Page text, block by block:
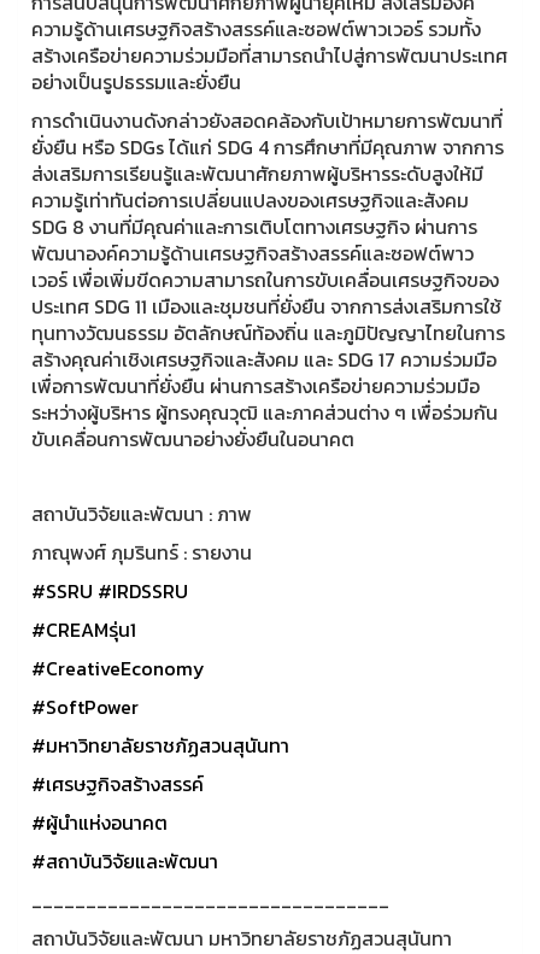
ความรู้ด้านเศรษฐกิจสร้างสรรค์และซอฟต์พาวเวอร์ รวมทั้ง
สร้างเครือข่ายความร่วมมือที่สามารถนำไปสู่การพัฒนาประเทศ
อย่างเป็นรูปธรรมและยั่งยืน
การดำเนินงานดังกล่าวยังสอดคล้องกับเป้าหมายการพัฒนาที่
ยั่งยืน หรือ SDGs ได้แก่ SDG 4 การศึกษาที่มีคุณภาพ จากการ
ส่งเสริมการเรียนรู้และพัฒนาศักยภาพผู้บริหารระดับสูงให้มี
ความรู้เท่าทันต่อการเปลี่ยนแปลงของเศรษฐกิจและสังคม
SDG 8 งานที่มีคุณค่าและการเติบโตทางเศรษฐกิจ ผ่านการ
พัฒนาองค์ความรู้ด้านเศรษฐกิจสร้างสรรค์และซอฟต์พาว
เวอร์ เพื่อเพิ่มขีดความสามารถในการขับเคลื่อนเศรษฐกิจของ
ประเทศ SDG 11 เมืองและชุมชนที่ยั่งยืน จากการส่งเสริมการใช้
ทุนทางวัฒนธรรม อัตลักษณ์ท้องถิ่น และภูมิปัญญาไทยในการ
สร้างคุณค่าเชิงเศรษฐกิจและสังคม และ SDG 17 ความร่วมมือ
เพื่อการพัฒนาที่ยั่งยืน ผ่านการสร้างเครือข่ายความร่วมมือ
ระหว่างผู้บริหาร ผู้ทรงคุณวุฒิ และภาคส่วนต่าง ๆ เพื่อร่วมกัน
ขับเคลื่อนการพัฒนาอย่างยั่งยืนในอนาคต
สถาบันวิจัยและพัฒนา : ภาพ
ภาณุพงศ์ ภุมรินทร์ : รายงาน
#SSRU #IRDSSRU
#CREAMรุ่น1
#CreativeEconomy
#SoftPower
#มหาวิทยาลัยราชภัฏสวนสุนันทา
#เศรษฐกิจสร้างสรรค์
#ผู้นำแห่งอนาคต
#สถาบันวิจัยและพัฒนา
_________________________________
สถาบันวิจัยและพัฒนา มหาวิทยาลัยราชภัฏสวนสุนันทา